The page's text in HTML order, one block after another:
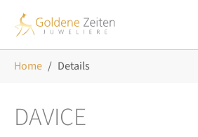
Home Details
DAVICE